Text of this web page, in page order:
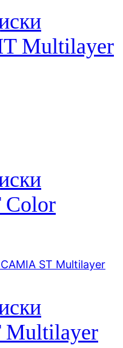
Multilayer
Color
Multilayer